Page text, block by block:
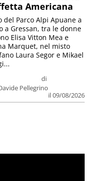
Americana
di
Pellegrino
il 09/08/2026
del Parco Alpi Apuane a
a Gressan, tra le donne
Elisa Vitton Mea e
Marquet, nel misto
Laura Segor e Mikael